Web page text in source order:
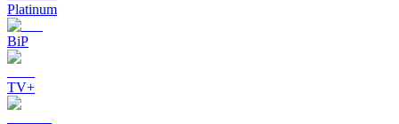
Platinum
BiP
TV+